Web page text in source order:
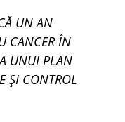
UN AN
CANCER ÎN
UNUI PLAN
ȘI CONTROL